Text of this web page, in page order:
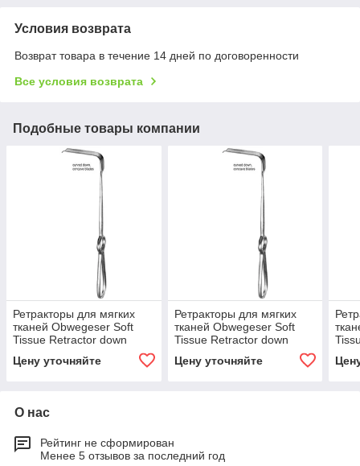
Условия возврата
Возврат товара в течение 14 дней по договоренности
Все условия возврата
Подобные товары компании
Ретракторы для мягких
тканей Obwegeser Soft
Tissue Retractor down
Цену уточняйте
Ретракторы для мягких
тканей Obwegeser Soft
Tissue Retractor down
Цену уточняйте
О нас
Рейтинг не сформирован
Менее 5 отзывов за последний год